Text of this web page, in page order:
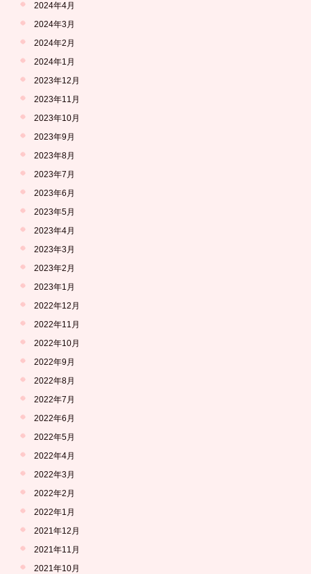
2024年4月
2024年3月
2024年2月
2024年1月
2023年12月
2023年11月
2023年10月
2023年9月
2023年8月
2023年7月
2023年6月
2023年5月
2023年4月
2023年3月
2023年2月
2023年1月
2022年12月
2022年11月
2022年10月
2022年9月
2022年8月
2022年7月
2022年6月
2022年5月
2022年4月
2022年3月
2022年2月
2022年1月
2021年12月
2021年11月
2021年10月